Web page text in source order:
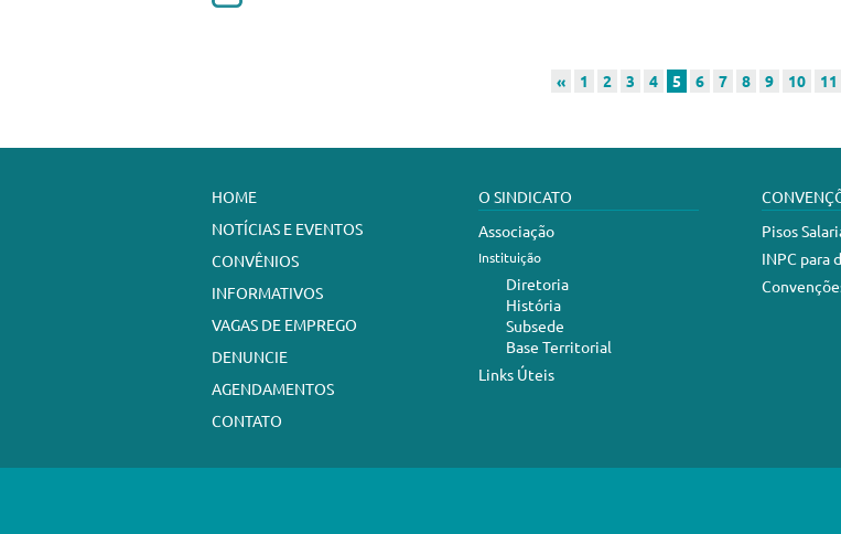
« 1 2 3 4 5 6 7 8 9 10 11
HOME
NOTÍCIAS E EVENTOS
CONVÊNIOS
INFORMATIVOS
VAGAS DE EMPREGO
DENUNCIE
AGENDAMENTOS
CONTATO
O SINDICATO
Associação
Instituição
Diretoria
História
Subsede
Base Territorial
Links Úteis
Pisos
INPC para